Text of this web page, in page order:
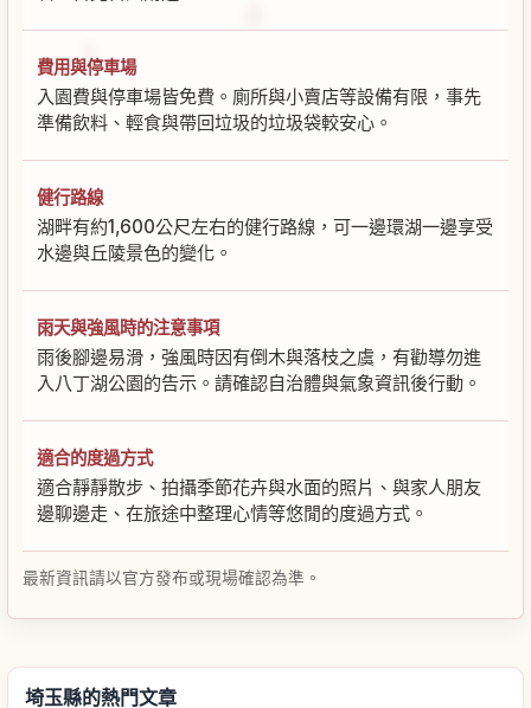
費用與停車場
入園費與停車場皆免費。廁所與小賣店等設備有限，事先
準備飲料、輕食與帶回垃圾的垃圾袋較安心。
健行路線
湖畔有約1,600公尺左右的健行路線，可一邊環湖一邊享受
水邊與丘陵景色的變化。
雨天與強風時的注意事項
雨後腳邊易滑，強風時因有倒木與落枝之虞，有勸導勿進
入八丁湖公園的告示。請確認自治體與氣象資訊後行動。
適合的度過方式
適合靜靜散步、拍攝季節花卉與水面的照片、與家人朋友
邊聊邊走、在旅途中整理心情等悠閒的度過方式。
最新資訊請以官方發布或現場確認為準。
埼玉縣的熱門文章